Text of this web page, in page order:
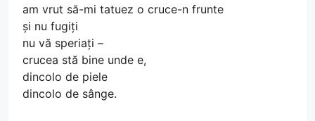
am vrut să-mi tatuez o cruce-n frunte
și nu fugiți
nu vă speriați –
crucea stă bine unde e,
dincolo de piele
dincolo de sânge.